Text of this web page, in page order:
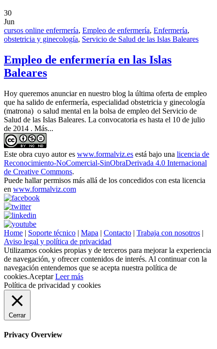
30
Jun
cursos online enfermería, Empleo de enfermería, Enfermería,
obstetricia y ginecología, Servicio de Salud de las Islas Baleares
Empleo de enfermería en las Islas
Baleares
Hoy queremos anunciar en nuestro blog la última oferta de empleo
que ha salido de enfermería, especialidad obstetricia y ginecología
(matrona) o salud mental en la bolsa de empleo del Servicio de
Salud de las Islas Baleares. La convocatoria es hasta el 10 de julio
de 2014 . Más...
Este obra cuyo autor es www.formalviz.es está bajo una licencia de
Reconocimiento-NoComercial-SinObraDerivada 4.0 Internacional
de Creative Commons.
Puede hallar permisos más allá de los concedidos con esta licencia
en www.formalviz.com
Home | Soporte técnico | Mapa | Contacto | Trabaja con nosotros |
Aviso legal y política de privacidad
Utilizamos cookies propias y de terceros para mejorar la experiencia
de navegación, y ofrecer contenidos de interés. Al continuar con la
navegación entendemos que se acepta nuestra política de
cookies.Aceptar Leer más
Política de privacidad y cookies
Cerrar
Privacy Overview